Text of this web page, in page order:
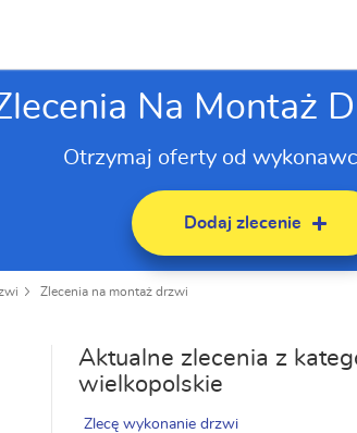
Na Montaż
Otrzymaj oferty od
Dodaj zlecenie
Zlecenia na montaż drzwi
Aktualne zlecenia z
wielkopolskie
Zlecę wykonanie drzwi